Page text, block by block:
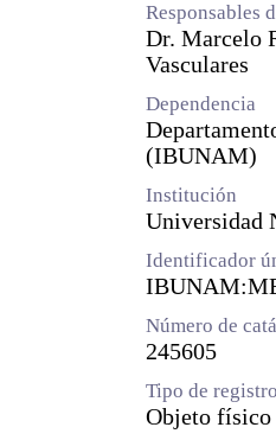
Responsables
Dr. Marcelo
Vasculares
Dependencia
(IBUNAM)
Institución
Universidad
Identificador
Número de
245605
Tipo de
Objeto físico